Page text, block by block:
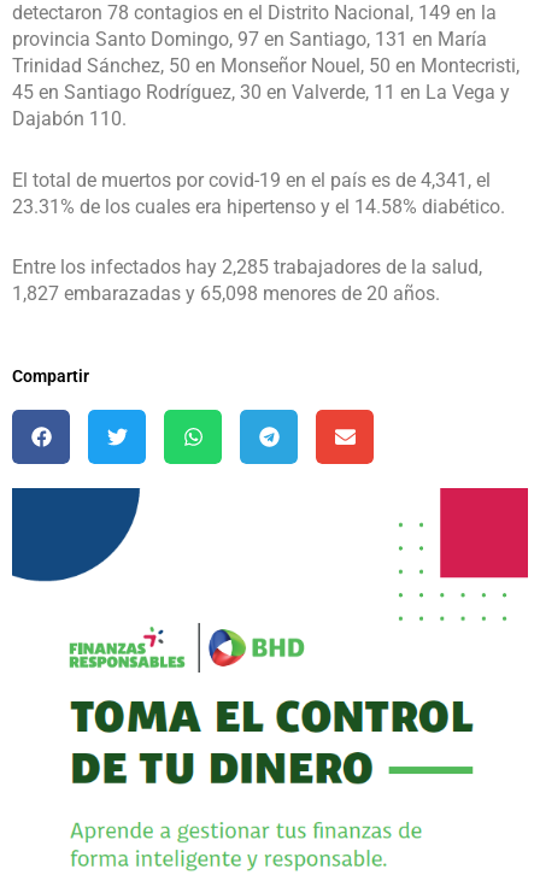
detectaron 78 contagios en el Distrito Nacional, 149 en la
provincia Santo Domingo, 97 en Santiago, 131 en María
Trinidad Sánchez, 50 en Monseñor Nouel, 50 en Montecristi,
45 en Santiago Rodríguez, 30 en Valverde, 11 en La Vega y
Dajabón 110.
El total de muertos por covid-19 en el país es de 4,341, el
23.31% de los cuales era hipertenso y el 14.58% diabético.
Entre los infectados hay 2,285 trabajadores de la salud,
1,827 embarazadas y 65,098 menores de 20 años.
Compartir